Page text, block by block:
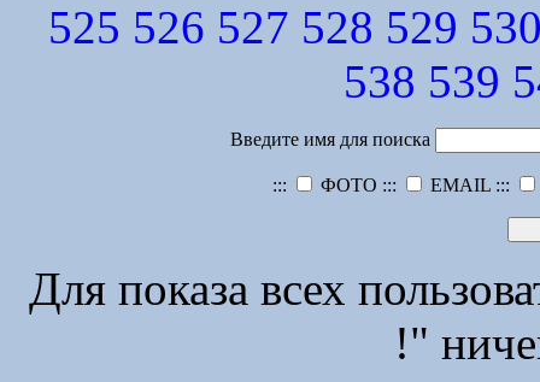
525 526 527 528 529
538 539
Введите имя для поиска
::: ФОТО ::: EMAIL :::
Для показа всех
!"